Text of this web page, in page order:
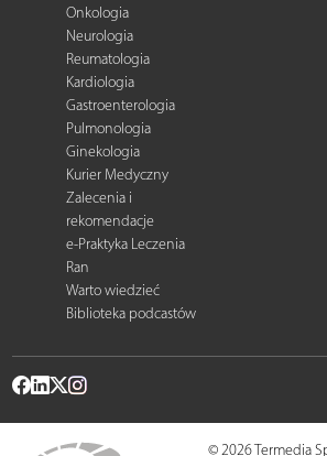
Onkologia
Neurologia
Reumatologia
Kardiologia
Gastroenterologia
Pulmonologia
Ginekologia
Kurier Medyczny
Zalecenia i
rekomendacje
e-Praktyka Leczenia
Ran
Warto wiedzieć
Biblioteka podcastów
© 2026 Termedia